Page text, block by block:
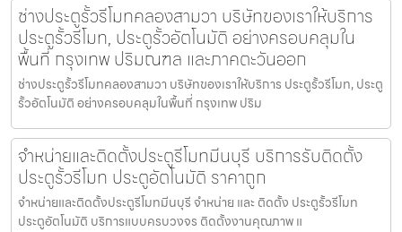
ช่างประตูรั้วรีโมทคลองสามวา บริษัทของเราให้บริการ
ประตูรั้วรีโมท, ประตูรั้วอัตโนมัติ อย่างครอบคลุมใน
พื้นที่ กรุงเทพ ปริมณฑล และภาคตะวันออก
ช่างประตูรั้วรีโมทคลองสามวา บริษัทของเราให้บริการ ประตูรั้วรีโมท, ประตู
รั้วอัตโนมัติ อย่างครอบคลุมในพื้นที่ กรุงเทพ ปริม
จำหน่ายและติดตั้งประตูรีโมทมีนบุรี บริการรับติดตั้ง
ประตูรั้วรีโมท ประตูอัตโนมัติ ราคาถูก
จำหน่ายและติดตั้งประตูรีโมทมีนบุรี จำหน่าย และ ติดตั้ง ประตูรั้วรีโมท
ประตูอัตโนมัติ บริการแบบครบวงจร ติดตั้งงานคุณภาพ แ